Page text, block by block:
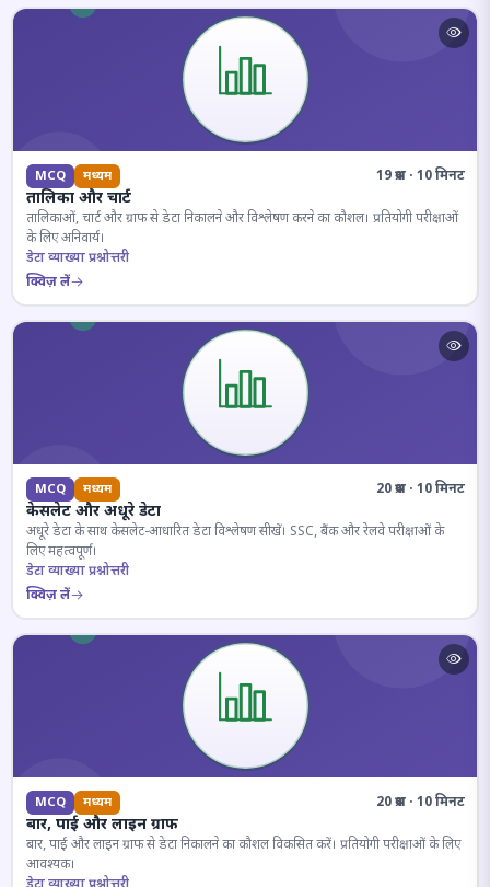
MCQ मध्यम 19 प्रश्न · 10 मिनट
तालिका और चार्ट
तालिकाओं, चार्ट और ग्राफ से डेटा निकालने और विश्लेषण करने का कौशल। प्रतियोगी परीक्षाओं
के लिए अनिवार्य।
डेटा व्याख्या प्रश्नोत्तरी
क्विज़ लें
MCQ मध्यम 20 प्रश्न · 10 मिनट
केसलेट और अधूरे डेटा
अधूरे डेटा के साथ केसलेट-आधारित डेटा विश्लेषण सीखें। SSC, बैंक और रेलवे परीक्षाओं के
लिए महत्वपूर्ण।
डेटा व्याख्या प्रश्नोत्तरी
क्विज़ लें
MCQ मध्यम 20 प्रश्न · 10 मिनट
बार, पाई और लाइन ग्राफ
बार, पाई और लाइन ग्राफ से डेटा निकालने का कौशल विकसित करें। प्रतियोगी परीक्षाओं के लिए
आवश्यक।